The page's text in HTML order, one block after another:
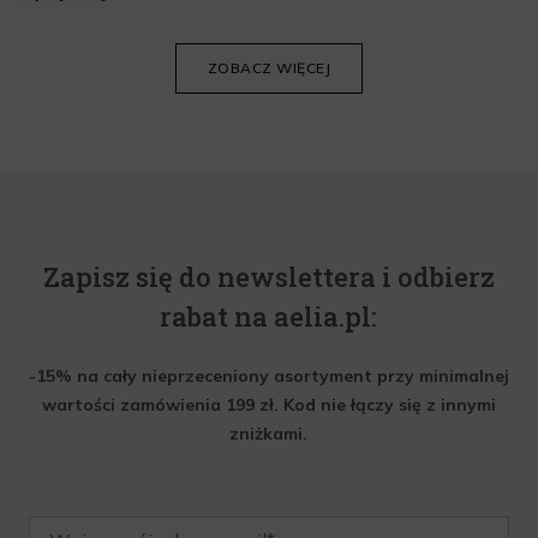
ZOBACZ WIĘCEJ
Zapisz się do newslettera i odbierz
rabat na aelia.pl:
-15% na cały nieprzeceniony asortyment przy minimalnej
wartości zamówienia 199 zł. Kod nie łączy się z innymi
zniżkami.